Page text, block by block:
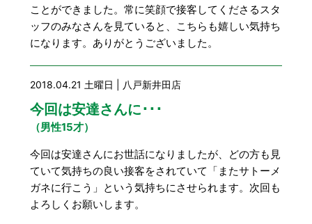
ことができました。常に笑顔で接客してくださるスタ
ッフのみなさんを見ていると、こちらも嬉しい気持ち
になります。ありがとうございました。
2018.04.21 土曜日 | 八戸新井田店
今回は安達さんに･･･
（男性15才）
今回は安達さんにお世話になりましたが、どの方も見
ていて気持ちの良い接客をされていて「またサトーメ
ガネに行こう」という気持ちにさせられます。次回も
よろしくお願いします。